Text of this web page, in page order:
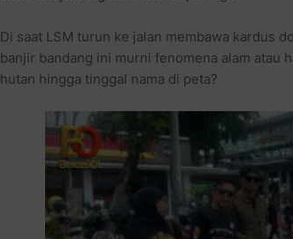
Di saat LSM turun ke jalan membawa kardus
banjir bandang ini murni fenomena alam atau
hutan hingga tinggal nama di peta?